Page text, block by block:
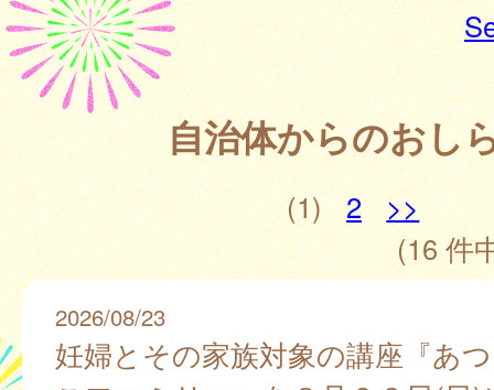
自治体からのおし
(1) 2
>>
(16 件
2026/08/23
妊婦とその家族対象の講座『あ